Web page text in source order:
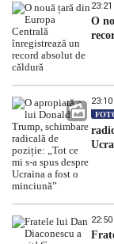
23:21
O
23:10
22:50